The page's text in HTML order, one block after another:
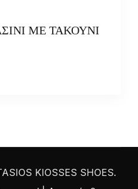
ΜΕ ΤΑΚΟΥΝΙ
KIOSSES SHOES.